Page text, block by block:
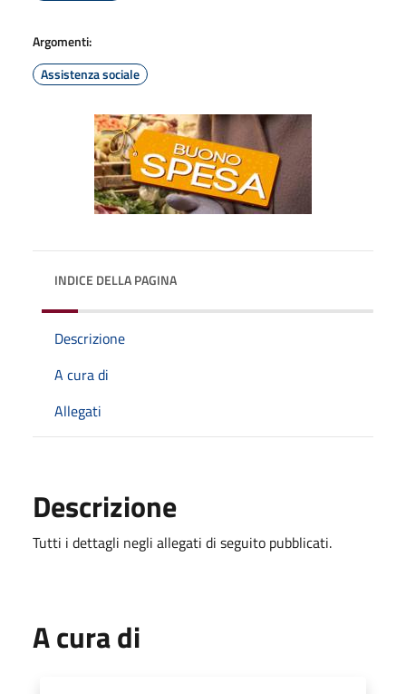
Argomenti:
Assistenza sociale
INDICE DELLA PAGINA
Descrizione
A cura di
Allegati
Descrizione
Tutti i dettagli negli allegati di seguito pubblicati.
A cura di